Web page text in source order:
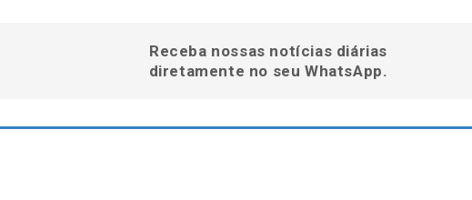
Receba nossas notícias diárias
diretamente no seu WhatsApp.